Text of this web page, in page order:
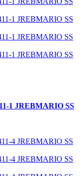
1 JREBMARIO SS